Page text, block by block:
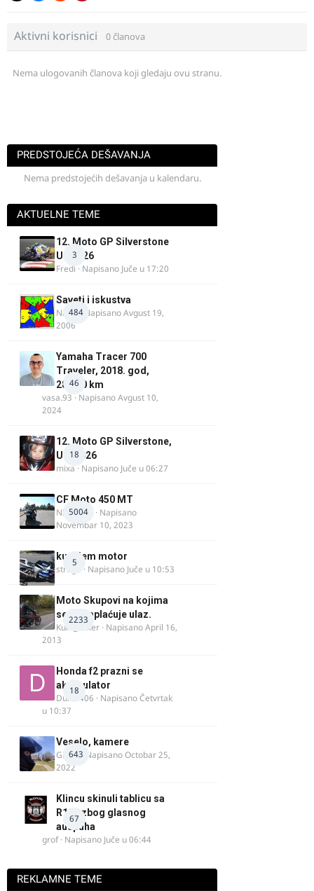
Aktivni korisnici 0 članova
Nema ulogovanih članova koji gledaju ovu stranu.
PREDSTOJEĆA DEŠAVANJA
Nema predstojećih dešavanja u kalendaru.
AKTUELNE TEME
3
12. Moto GP Silverstone
UK 2026
Fredi · Napisano Juče u 17:20
484
Saveti i iskustva
Najzli· NapisanoAvgust 19,
2006
46
Yamaha Tracer 700
Traveler, 2018. god,
28.100 km
vasa.93 · NapisanoAvgust 10,
2024
18
12. Moto GP Silverstone,
UK, 2026
mixa · Napisano Juče u 06:27
5004
CF Moto 450 MT
NIKOLA 1
· Napisano
Novembar 10, 2023
5
kupujem motor
strugo · Napisano Juče u 10:53
2233
Moto Skupovi na kojima
se ne naplaćuje ulaz.
Kum_Mixer · NapisanoApril 16,
2013
18
Honda f2 prazni se
akomulator
Dule1406 · NapisanoČetvrtak
u 10:37
643
Veselo, kamere
GR 46· NapisanoOctobar 25,
2022
67
Klincu skinuli tablicu sa
R125 zbog glasnog
auspuha
grof· Napisano Juče u 06:44
REKLAMNE TEME